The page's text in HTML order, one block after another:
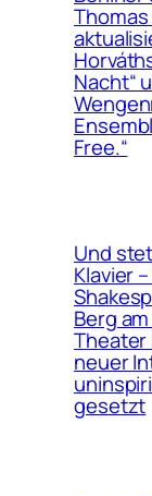
Nacht“
Free.“
Und
Klavier
Berg
neuer
gesetzt